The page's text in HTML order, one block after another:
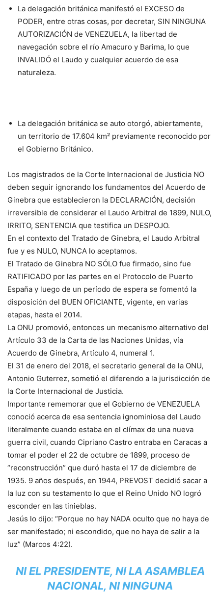
La delegación británica manifestó el EXCESO de
PODER, entre otras cosas, por decretar, SIN NINGUNA
AUTORIZACIÓN de VENEZUELA, la libertad de
navegación sobre el río Amacuro y Barima, lo que
INVALIDÓ el Laudo y cualquier acuerdo de esa
naturaleza.
La delegación británica se auto otorgó, abiertamente,
un territorio de 17.604 km² previamente reconocido por
el Gobierno Británico.
Los magistrados de la Corte Internacional de Justicia NO
deben seguir ignorando los fundamentos del Acuerdo de
Ginebra que establecieron la DECLARACIÓN, decisión
irreversible de considerar el Laudo Arbitral de 1899, NULO,
IRRITO, SENTENCIA que testifica un DESPOJO.
En el contexto del Tratado de Ginebra, el Laudo Arbitral
fue y es NULO, NUNCA lo aceptamos.
El Tratado de Ginebra NO SÓLO fue firmado, sino fue
RATIFICADO por las partes en el Protocolo de Puerto
España y luego de un período de espera se fomentó la
disposición del BUEN OFICIANTE, vigente, en varias
etapas, hasta el 2014.
La ONU promovió, entonces un mecanismo alternativo del
Artículo 33 de la Carta de las Naciones Unidas, vía
Acuerdo de Ginebra, Artículo 4, numeral 1.
El 31 de enero del 2018, el secretario general de la ONU,
Antonio Guterrez, sometió el diferendo a la jurisdicción de
la Corte Internacional de Justicia.
Importante rememorar que el Gobierno de VENEZUELA
conoció acerca de esa sentencia ignominiosa del Laudo
literalmente cuando estaba en el clímax de una nueva
guerra civil, cuando Cipriano Castro entraba en Caracas a
tomar el poder el 22 de octubre de 1899, proceso de
“reconstrucción” que duró hasta el 17 de diciembre de
1935. 9 años después, en 1944, PREVOST decidió sacar a
la luz con su testamento lo que el Reino Unido NO logró
esconder en las tinieblas.
Jesús lo dijo: “Porque no hay NADA oculto que no haya de
ser manifestado; ni escondido, que no haya de salir a la
luz” (Marcos 4:22).
NI EL PRESIDENTE, NI LA ASAMBLEA
NACIONAL, NI NINGUNA